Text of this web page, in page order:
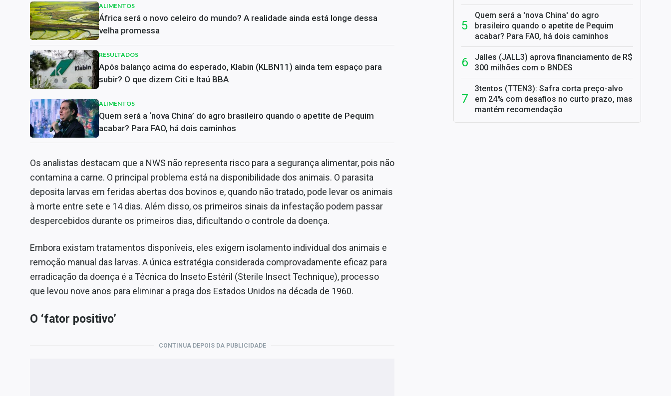
ALIMENTOS
África será o novo celeiro do mundo? A realidade ainda está longe dessa
velha promessa
RESULTADOS
Após balanço acima do esperado, Klabin (KLBN11) ainda tem espaço para
subir? O que dizem Citi e Itaú BBA
ALIMENTOS
Quem será a ‘nova China’ do agro brasileiro quando o apetite de Pequim
acabar? Para FAO, há dois caminhos
Os analistas destacam que a NWS não representa risco para a segurança alimentar, pois não
contamina a carne. O principal problema está na disponibilidade dos animais. O parasita
deposita larvas em feridas abertas dos bovinos e, quando não tratado, pode levar os animais
à morte entre sete e 14 dias. Além disso, os primeiros sinais da infestação podem passar
despercebidos durante os primeiros dias, dificultando o controle da doença.
Embora existam tratamentos disponíveis, eles exigem isolamento individual dos animais e
remoção manual das larvas. A única estratégia considerada comprovadamente eficaz para
erradicação da doença é a Técnica do Inseto Estéril (Sterile Insect Technique), processo
que levou nove anos para eliminar a praga dos Estados Unidos na década de 1960.
O ‘fator positivo’
CONTINUA DEPOIS DA PUBLICIDADE
Quem será a 'nova China' do agro
brasileiro quando o apetite de Pequim
acabar? Para FAO, há dois caminhos
Jalles (JALL3) aprova financiamento de R$
300 milhões com o BNDES
3tentos (TTEN3): Safra corta preço-alvo
em 24% com desafios no curto prazo, mas
mantém recomendação